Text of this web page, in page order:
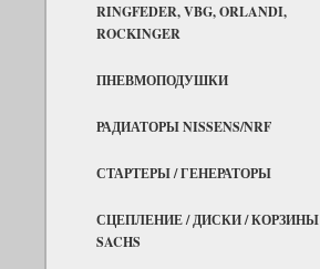
RINGFEDER, VBG, ORLANDI,
ROCKINGER
ПНЕВМОПОДУШКИ
РАДИАТОРЫ NISSENS/NRF
СТАРТЕРЫ / ГЕНЕРАТОРЫ
СЦЕПЛЕНИЕ / ДИСКИ / КОРЗИНЫ
SACHS